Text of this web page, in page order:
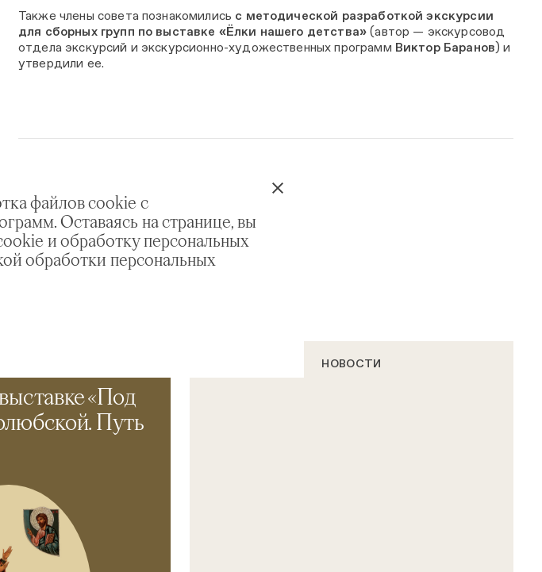
файлов cookie с
Оставаясь на странице, вы
и обработку персональных
обработки персональных
Также члены совета познакомились с методической разработкой экскурсии
для сборных групп по выставке «Ёлки нашего детства»(автор — экскурсовод
отдела экскурсий и экскурсионно-художественных программ Виктор Баранов) и
утвердили ее.
«Под
Путь
НОВОСТИ